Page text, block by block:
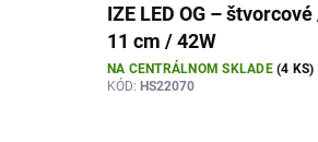
IZE LED OG – štvorcové
11 cm / 42W
NA CENTRÁLNOM SKLADE(4 KS)
KÓD: HS22070